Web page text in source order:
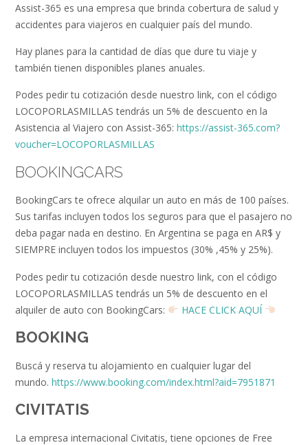
Assist-365 es una empresa que brinda cobertura de salud y
accidentes para viajeros en cualquier país del mundo.
Hay planes para la cantidad de días que dure tu viaje y
también tienen disponibles planes anuales.
Podes pedir tu cotización desde nuestro link, con el código
LOCOPORLASMILLAS tendrás un 5% de descuento en la
Asistencia al Viajero con Assist-365: https://assist-365.com?
voucher=LOCOPORLASMILLAS
BOOKINGCARS
BookingCars te ofrece alquilar un auto en más de 100 países.
Sus tarifas incluyen todos los seguros para que el pasajero no
deba pagar nada en destino. En Argentina se paga en AR$ y
SIEMPRE incluyen todos los impuestos (30% ,45% y 25%).
Podes pedir tu cotización desde nuestro link, con el código
LOCOPORLASMILLAS tendrás un 5% de descuento en el
alquiler de auto con BookingCars:
HACE CLICK AQUÍ
BOOKING
Buscá y reserva tu alojamiento en cualquier lugar del
mundo. https://www.booking.com/index.html?aid=7951871
CIVITATIS
La empresa internacional Civitatis, tiene opciones de Free